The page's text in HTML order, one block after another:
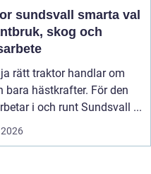
smarta val
skog och
rätt traktor handlar om
bara hästkrafter. För den
i och runt Sundsvall ...